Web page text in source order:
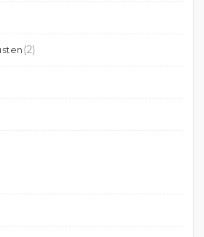
(2)